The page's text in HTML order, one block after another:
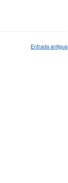
Entrada antigua